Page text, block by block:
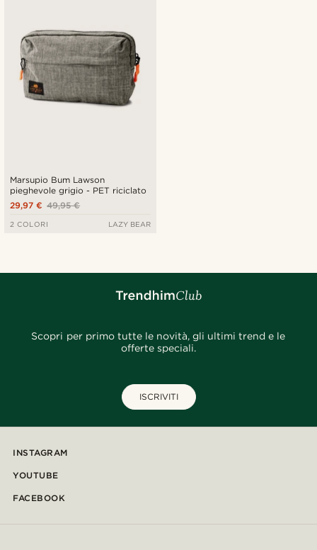
Marsupio Bum Lawson
pieghevole grigio - PET riciclato
49,95 €
29,97 €
2 COLORI LAZY BEAR
Scopri per primo tutte le novità, gli ultimi trend e le
offerte speciali.
ISCRIVITI
INSTAGRAM
YOUTUBE
FACEBOOK